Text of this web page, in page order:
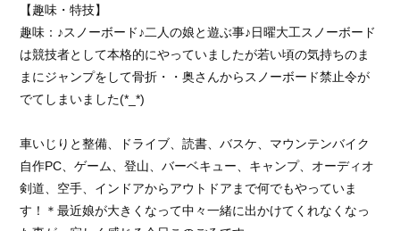
【趣味・特技】
趣味：♪スノーボード♪二人の娘と遊ぶ事♪日曜大工スノーボード
は競技者として本格的にやっていましたが若い頃の気持ちのま
まにジャンプをして骨折・・奥さんからスノーボード禁止令が
でてしまいました(*_*)
車いじりと整備、ドライブ、読書、バスケ、マウンテンバイク
自作PC、ゲーム、登山、バーベキュー、キャンプ、オーディオ
剣道、空手、インドアからアウトドアまで何でもやっていま
す！＊最近娘が大きくなって中々一緒に出かけてくれなくなっ